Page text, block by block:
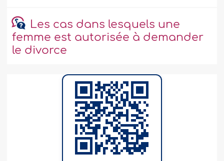
Les cas dans lesquels une
femme est autorisée à demander
le divorce